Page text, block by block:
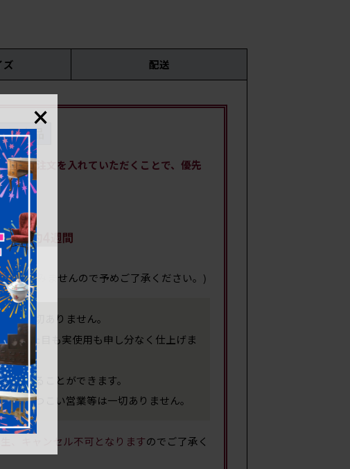
ズ 配送
。仮注文を入れていただくことで、優先
期間
は含みませんので予めご了承ください。)
は一切ありません。
、見た目も実使用も申し分なく仕上げま
決めることができます。
、しつこい営業等は一切ありません。
生、キャンセル不可となりますのでご了承く
×